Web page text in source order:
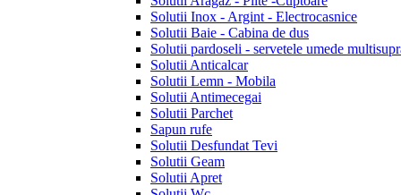
Solutii Inox - Argint - Electrocasnice
Solutii Baie - Cabina de dus
Solutii pardoseli - servetele umede
Solutii Anticalcar
Solutii Lemn - Mobila
Solutii Antimecegai
Solutii Parchet
Sapun rufe
Solutii Desfundat Tevi
Solutii Geam
Solutii Apret